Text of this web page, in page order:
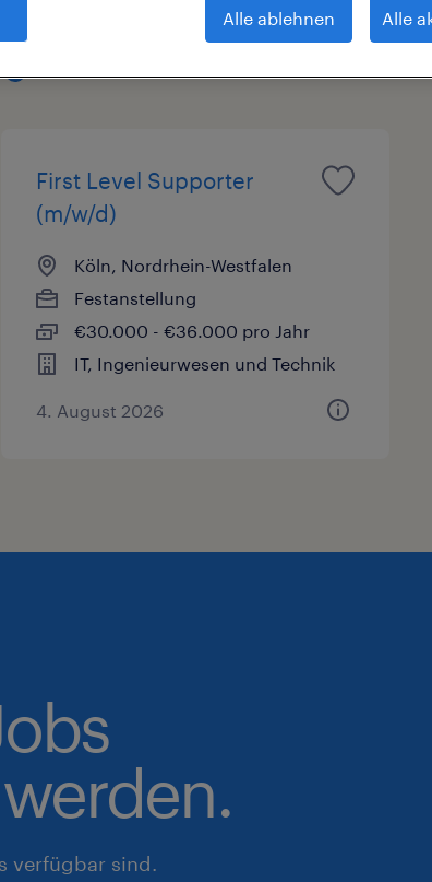
Gehalt Arbeitszeit
First Level Supporter
(m/w/d)
Köln, Nordrhein-Westfalen
Festanstellung
€30.000 - €36.000 pro Jahr
IT, Ingenieurwesen und Technik
4. August 2026
verfügbar sind.
Alle ablehnen Alle